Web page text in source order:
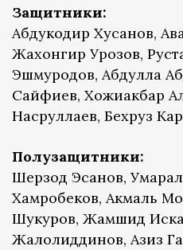
Защитники:
Абдукодир Хусанов,
Жахонгир Урозов,
Эшмуродов, Абдулла
Сайфиев, Хожиакбар
Насруллаев, Бехруз
Полузащитники:
Шерзод Эсанов,
Хамробеков, Акмаль
Шукуров, Жамшид
Жалолиддинов, Азиз